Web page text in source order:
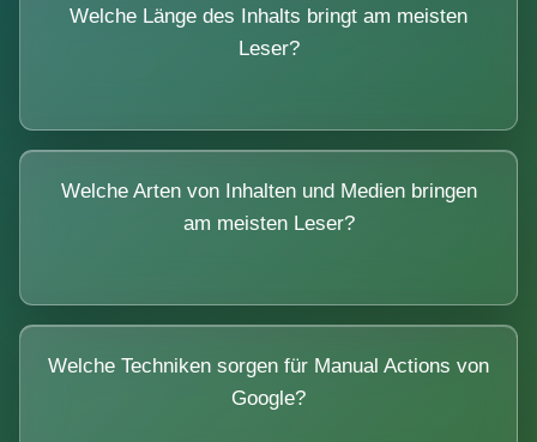
Welche Länge des Inhalts bringt am meisten
Leser?
Welche Arten von Inhalten und Medien bringen
am meisten Leser?
Welche Techniken sorgen für Manual Actions von
Google?